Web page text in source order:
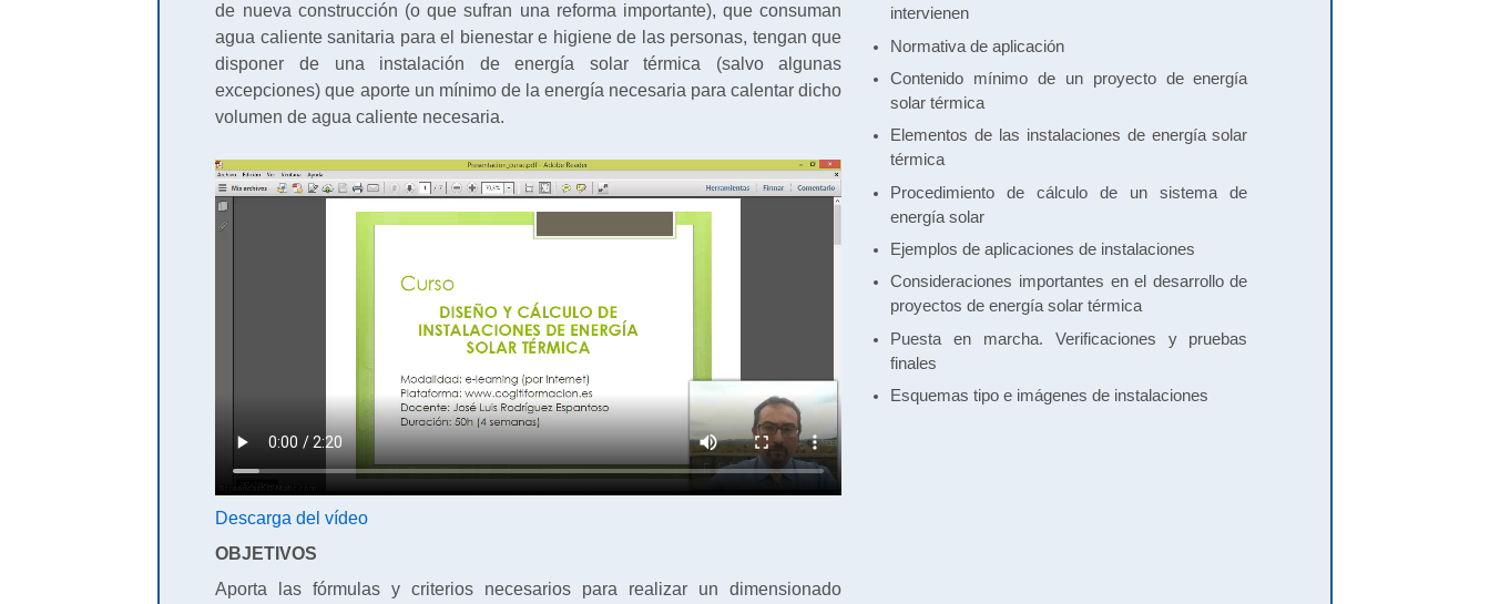
de nueva construcción (o que sufran una reforma importante), que consuman
agua caliente sanitaria para el bienestar e higiene de las personas, tengan que
disponer de una instalación de energía solar térmica (salvo algunas
excepciones) que aporte un mínimo de la energía necesaria para calentar dicho
volumen de agua caliente necesaria.
Descarga del vídeo
OBJETIVOS
Aporta las fórmulas y criterios necesarios para realizar un dimensionado
intervienen
Normativa de aplicación
Contenido mínimo de un proyecto de energía
solar térmica
Elementos de las instalaciones de energía solar
térmica
Procedimiento de cálculo de un sistema de
energía solar
Ejemplos de aplicaciones de instalaciones
Consideraciones importantes en el desarrollo de
proyectos de energía solar térmica
Puesta en marcha. Verificaciones y pruebas
finales
Esquemas tipo e imágenes de instalaciones